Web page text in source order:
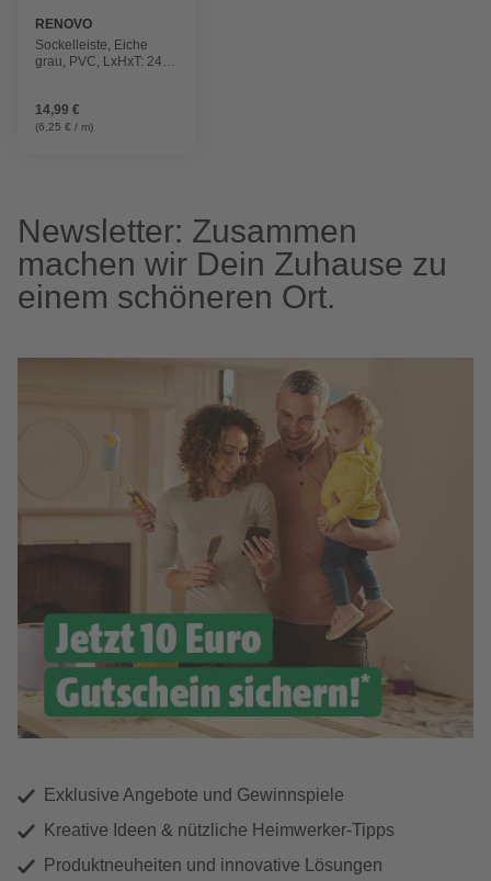
RENOVO
Sockelleiste, Eiche
grau, PVC, LxHxT: 240
14,99 €
(6,25 € / m)
Newsletter: Zusammen
machen wir Dein Zuhause zu
einem schöneren Ort.
Exklusive Angebote und Gewinnspiele
Kreative Ideen & nützliche Heimwerker-Tipps
Produktneuheiten und innovative Lösungen